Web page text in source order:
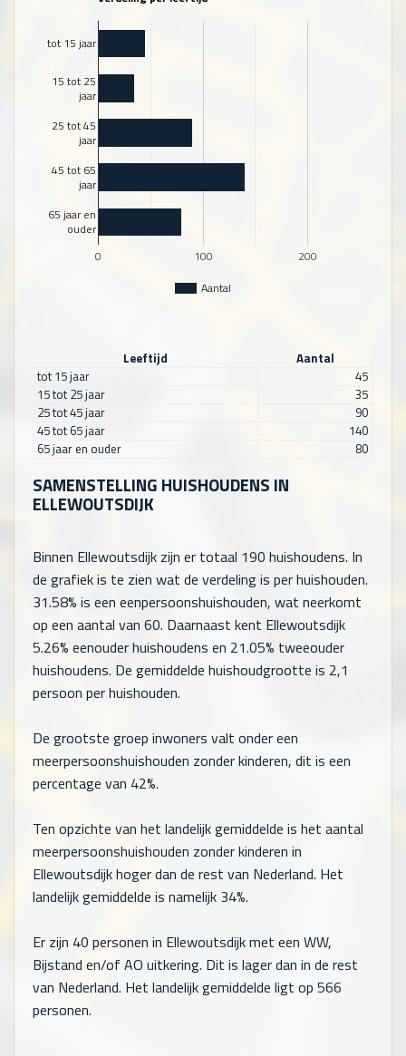
Aantal
0 100 200
tot 15 jaar
15 tot 25
jaar
25 tot 45
jaar
45 tot 65
jaar
65 jaar en
ouder
Leeftijd
Aantal
tot 15 jaar
45
15 tot 25 jaar
35
25 tot 45 jaar
90
45 tot 65 jaar
140
65 jaar en ouder
80
SAMENSTELLING HUISHOUDENS IN
ELLEWOUTSDIJK
Binnen Ellewoutsdijk zijn er totaal 190 huishoudens. In
de grafiek is te zien wat de verdeling is per huishouden.
31.58% is een eenpersoonshuishouden, wat neerkomt
op een aantal van 60. Daarnaast kent Ellewoutsdijk
5.26% eenouder huishoudens en 21.05% tweeouder
huishoudens. De gemiddelde huishoudgrootte is 2,1
persoon per huishouden.
De grootste groep inwoners valt onder een
meerpersoonshuishouden zonder kinderen, dit is een
percentage van 42%.
Ten opzichte van het landelijk gemiddelde is het aantal
meerpersoonshuishouden zonder kinderen in
Ellewoutsdijk hoger dan de rest van Nederland. Het
landelijk gemiddelde is namelijk 34%.
Er zijn 40 personen in Ellewoutsdijk met een WW,
Bijstand en/of AO uitkering. Dit is lager dan in de rest
van Nederland. Het landelijk gemiddelde ligt op 566
personen.